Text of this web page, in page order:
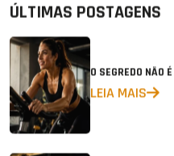
ÚLTIMAS POSTAGENS
O SEGREDO NÃO
LEIA MAIS